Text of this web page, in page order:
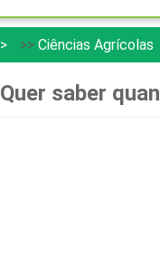
>> Ciências Agrícolas
Quer saber